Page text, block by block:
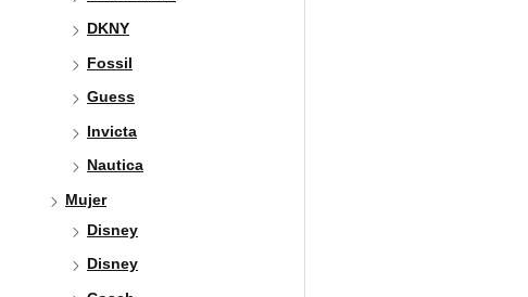
DKNY
Fossil
Guess
Invicta
Nautica
Mujer
Disney
Disney